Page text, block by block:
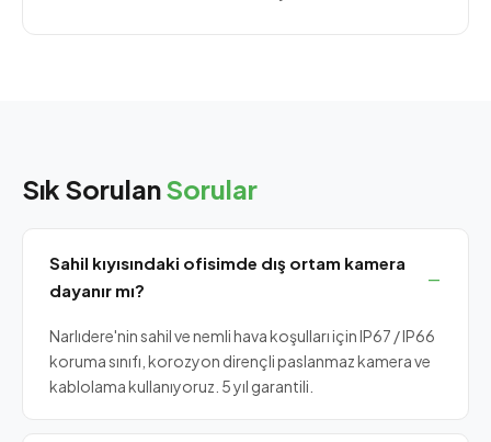
Sık SorulanSorular
Sahil kıyısındaki ofisimde dış ortam kamera
dayanır mı?
Narlıdere'nin sahil ve nemli hava koşulları için IP67 / IP66
koruma sınıfı, korozyon dirençli paslanmaz kamera ve
kablolama kullanıyoruz. 5 yıl garantili.